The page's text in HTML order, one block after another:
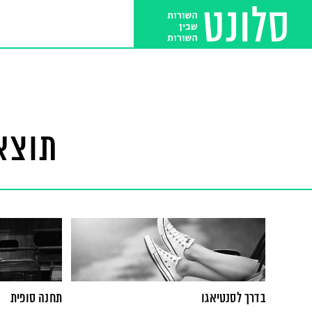
בדרך לסנטיאגו
תחנה סופית